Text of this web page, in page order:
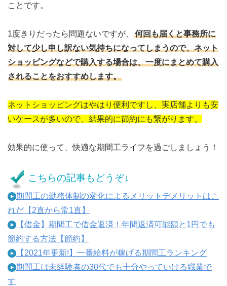
ことです。
1度きりだったら問題ないですが、
何回も届くと事務所に
対して少し申し訳ない気持ちになってしまうので、ネット
ショッピングなどで購入する場合は、一度にまとめて購入
されることをおすすめします。
ネットショッピングはやはり便利ですし、実店舗よりも安
いケースが多いので、結果的に節約にも繋がります。
効果的に使って、快適な期間工ライフを過ごしましょう！
こちらの記事もどうぞ↓
期間工の勤務体制の変化によるメリットデメリットはこ
れだ【2直から常1直】
【借金】期間工で借金返済！年間返済可能額と1円でも
節約する方法【節約】
【2021年更新!】一番給料が稼げる期間工ランキング
期間工は未経験者の30代でも十分やっていける職業で
す